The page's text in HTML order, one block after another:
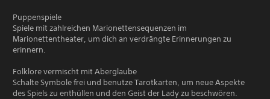
Puppenspiele
Spiele mit zahlreichen Marionettensequenzen im
Marionettentheater, um dich an verdrängte Erinnerungen zu
erinnern.
Folklore vermischt mit Aberglaube
Schalte Symbole frei und benutze Tarotkarten, um neue Aspekte
des Spiels zu enthüllen und den Geist der Lady zu beschwören.